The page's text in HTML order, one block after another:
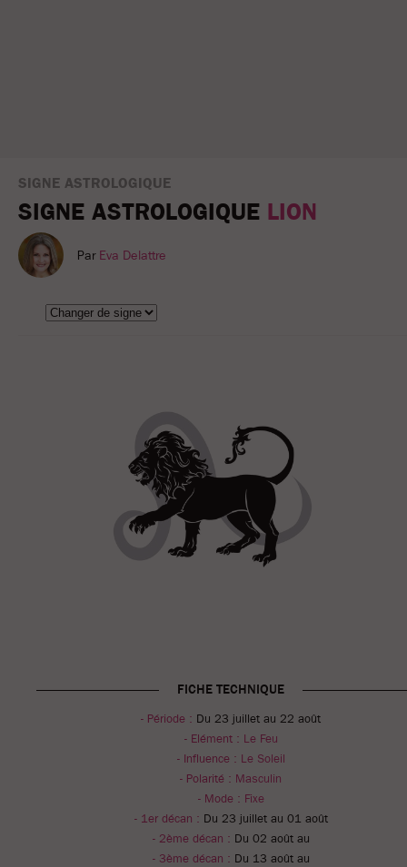
SIGNE ASTROLOGIQUE
SIGNE ASTROLOGIQUE LION
Par Eva Delattre
FICHE TECHNIQUE
- Période : Du 23 juillet au 22 août
- Elément : Le Feu
- Influence : Le Soleil
- Polarité : Masculin
- Mode : Fixe
- 1er décan : Du 23 juillet au 01 août
- 2ème décan : Du 02 août au
- 3ème décan : Du 13 août au